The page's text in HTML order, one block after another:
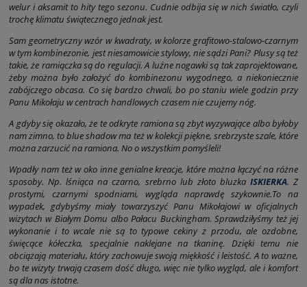
welur i aksamit to hity tego sezonu. Cudnie odbija się w nich światło, czyli
trochę klimatu świątecznego jednak jest.
Sam geometryczny wzór w kwadraty, w kolorze grafitowo-stalowo-czarnym
w tym kombinezonie, jest niesamowicie stylowy, nie sądzi Pani? Plusy są też
takie, że ramiączka są do regulacji. A luźne nogawki są tak zaprojektowane,
żeby można było założyć do kombinezonu wygodnego, a niekoniecznie
zabójczego obcasa. Co się bardzo chwali, bo po staniu wiele godzin przy
Panu Mikołaju w centrach handlowych czasem nie czujemy nóg.
A gdyby się okazało, że te odkryte ramiona są zbyt wyzywające albo byłoby
nam zimno, to blue shadow ma też w kolekcji piękne, srebrzyste szale, które
można zarzucić na ramiona. No o wszystkim pomyśleli!
Wpadły nam też w oko inne genialne kreacje, które można łączyć na różne
sposoby. Np. lśniąca na czarno, srebrno lub złoto bluzka ISKIERKA. Z
prostymi, czarnymi spodniami, wygląda naprawdę szykownie.To na
wypadek, gdybyśmy miały towarzyszyć Panu Mikołajowi w oficjalnych
wizytach w Białym Domu albo Pałacu Buckingham. Sprawdziłyśmy też jej
wykonanie i to wcale nie są to typowe cekiny z przodu, ale ozdobne,
święcące kółeczka, specjalnie naklejane na tkaninę. Dzięki temu nie
obciążają materiału, który zachowuje swoją miękkość i leistość. A to ważne,
bo te wizyty trwają czasem dość długo, więc nie tylko wygląd, ale i komfort
są dla nas istotne.